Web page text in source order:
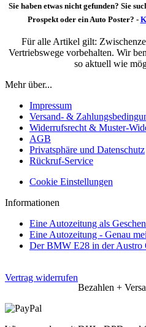
Sie haben etwas nicht gefunden? Sie
Prospekt oder ein Auto Poster? -
Für alle Artikel gilt:
Vertriebswege vorbehalten. Wir
so aktuell wie
Mehr über...
Impressum
Versand- &
Widerrufsrecht & Muster-
AGB
Privatsphäre und Datenschutz
Rückruf-Service
Cookie Einstellungen
Informationen
Eine Autozeitung als
Eine Autozeitung - Genau
Der BMW E28 in der Austro
Vertrag widerrufen
Bezahlen +